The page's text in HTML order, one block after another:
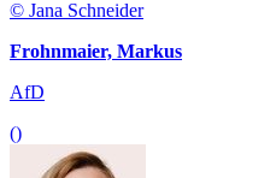
© Jana Schneider
Frohnmaier, Markus
AfD
()